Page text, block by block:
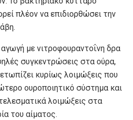
πλέον να επιδιορθώσει την
με νιτροφουραντοΐνη δρα
συγκεντρώσεις στα ούρα,
κυρίως λοιμώξεις που
ουροποιητικό σύστημα και
λοιμώξεις στα
του αίματος.